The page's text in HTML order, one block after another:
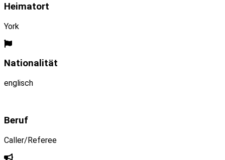
Heimatort
York
Nationalität
englisch
Beruf
Caller/Referee